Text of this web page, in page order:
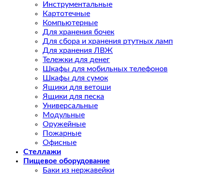
Инструментальные
Картотечные
Компьютерные
Для хранения бочек
Для сбора и хранения ртутных ламп
Для хранения ЛВЖ
Тележки для денег
Шкафы для мобильных телефонов
Шкафы для сумок
Ящики для ветоши
Ящики для песка
Универсальные
Модульные
Оружейные
Пожарные
Офисные
Стеллажи
Пищевое оборудование
Баки из нержавейки